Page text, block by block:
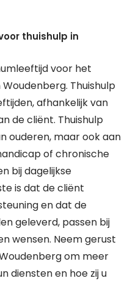
thuishulp in
voor het
Thuishulp
afhankelijk van
de cliënt. Thuishulp
ouderen, maar ook aan
of chronische
bij dagelijkse
is dat de cliënt
en dat de
geleverd, passen bij
wensen. Neem gerust
om meer
diensten en hoe zij u